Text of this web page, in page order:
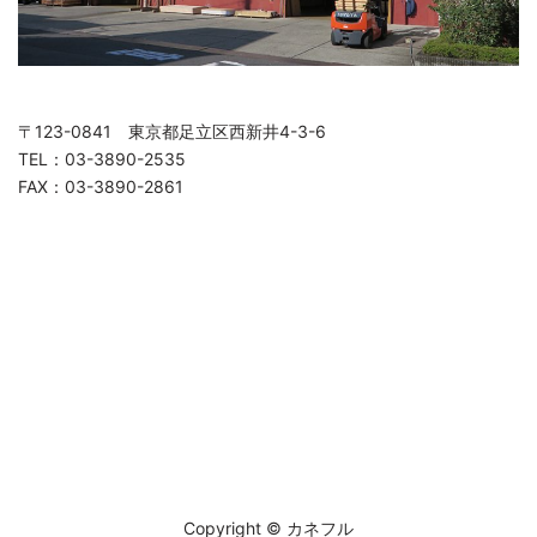
〒123-0841 東京都足立区西新井4-3-6
TEL：03-3890-2535
FAX：03-3890-2861
Copyright © カネフル